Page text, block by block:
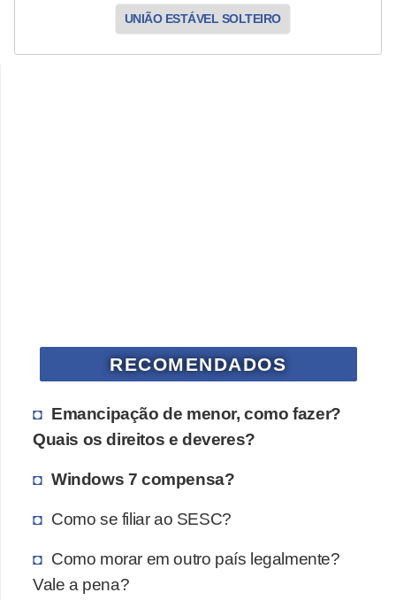
UNIÃO ESTÁVEL SOLTEIRO
RECOMENDADOS
Emancipação de menor, como fazer?
Quais os direitos e deveres?
Windows 7 compensa?
Como se filiar ao SESC?
Como morar em outro país legalmente?
Vale a pena?